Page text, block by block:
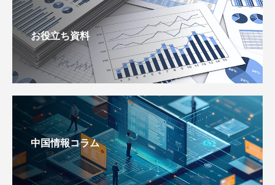
お役立ち資料
中国情報コラム